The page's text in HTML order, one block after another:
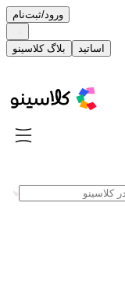
ورود/ثبت‌نام
بلاگ کلاسینو اساتید